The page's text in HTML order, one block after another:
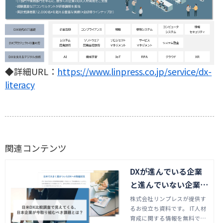
◆詳細URL： https://www.linpress.co.jp/service/dx-
literacy
関連コンテンツ
DXが進んでいる企業
と進んでいない企業の
違いとは？
株式会社リンプレスが提供す
るお役立ち資料です。 IT人材
育成に関する情報を無料でダ